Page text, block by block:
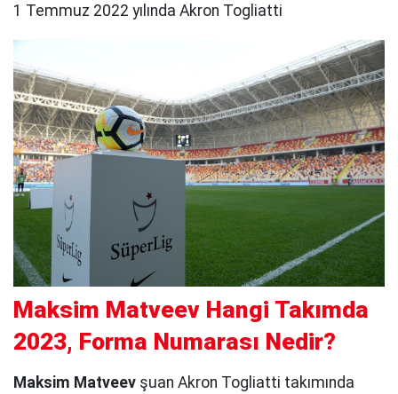
1 Temmuz 2022 yılında Akron Togliatti
Maksim Matveev Hangi Takımda
2023, Forma Numarası Nedir?
Maksim Matveev şuan Akron Togliatti takımında